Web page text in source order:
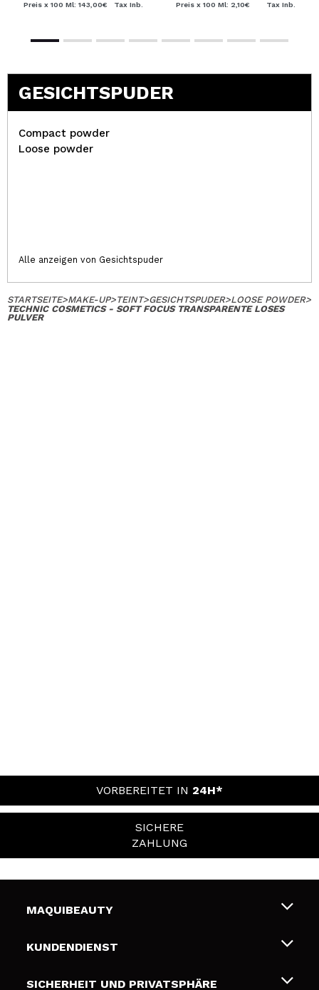
Preis x 100 Ml: 143,00€ Tax Inb. Preis x 100 Ml: 2,10€ Tax Inb.
GESICHTSPUDER
Compact powder
Loose powder
Alle anzeigen von Gesichtspuder
STARTSEITE>MAKE-UP>TEINT>GESICHTSPUDER>LOOSE POWDER>
TECHNIC COSMETICS - SOFT FOCUS TRANSPARENTE LOSES
PULVER
VORBEREITET IN 24H*
SICHERE
ZAHLUNG
MAQUIBEAUTY
Über uns
Geschenkkarten
KUNDENDIENST
Liefer- und Versandkosten
SICHERHEIT UND PRIVATSPHÄRE